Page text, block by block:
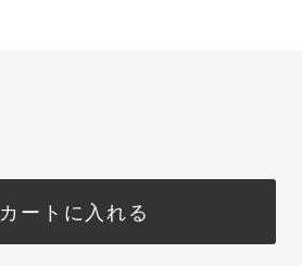
カートに入れる